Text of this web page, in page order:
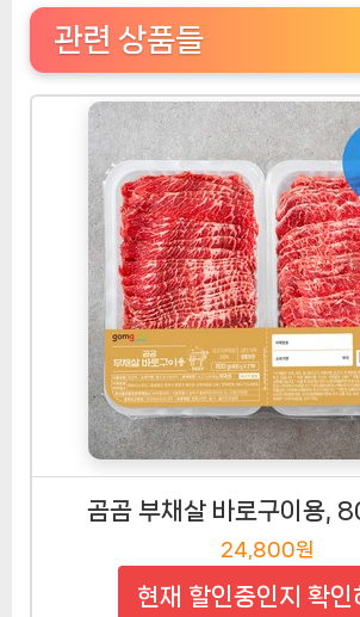
관련 상품들
곰곰 부채살 바로구이용,
24,800원
현재 할인중인지 확인